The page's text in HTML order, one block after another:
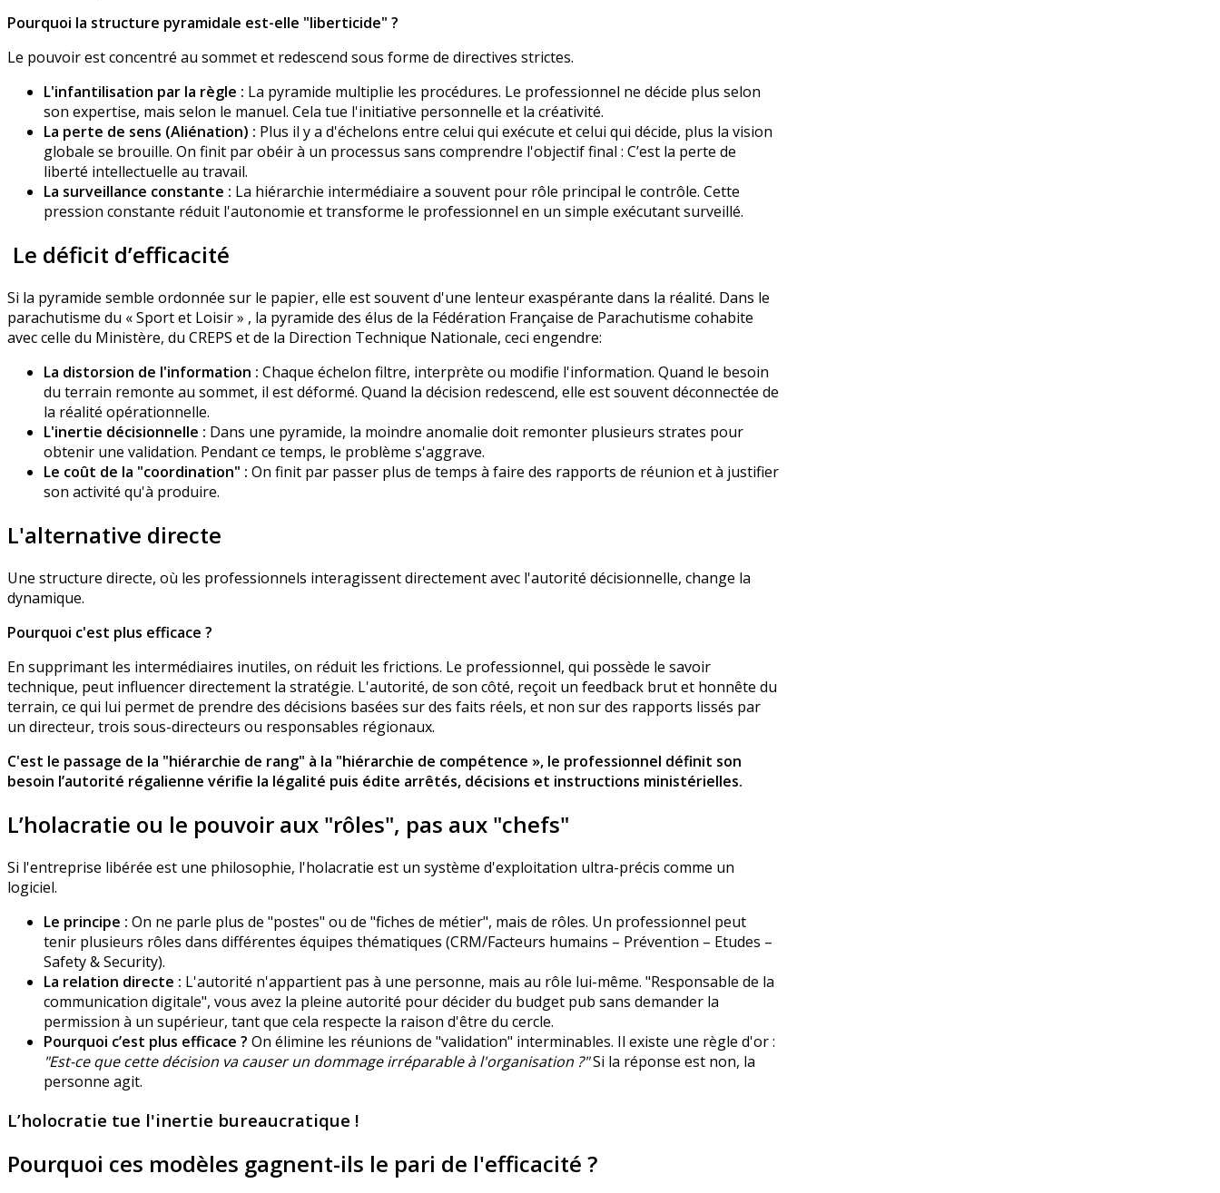
Pourquoi la structure pyramidale est-elle "liberticide" ?
Le pouvoir est concentré au sommet et redescend sous forme de directives strictes.
L'infantilisation par la règle : La pyramide multiplie les procédures. Le professionnel ne décide plus selon
son expertise, mais selon le manuel. Cela tue l'initiative personnelle et la créativité.
La perte de sens (Aliénation) : Plus il y a d'échelons entre celui qui exécute et celui qui décide, plus la vision
globale se brouille. On finit par obéir à un processus sans comprendre l'objectif final : C’est la perte de
liberté intellectuelle au travail.
La surveillance constante : La hiérarchie intermédiaire a souvent pour rôle principal le contrôle. Cette
pression constante réduit l'autonomie et transforme le professionnel en un simple exécutant surveillé.
Le déficit d’efficacité
Si la pyramide semble ordonnée sur le papier, elle est souvent d'une lenteur exaspérante dans la réalité. Dans le
parachutisme du « Sport et Loisir » , la pyramide des élus de la Fédération Française de Parachutisme cohabite
avec celle du Ministère, du CREPS et de la Direction Technique Nationale, ceci engendre:
La distorsion de l'information : Chaque échelon filtre, interprète ou modifie l'information. Quand le besoin
du terrain remonte au sommet, il est déformé. Quand la décision redescend, elle est souvent déconnectée de
la réalité opérationnelle.
L'inertie décisionnelle : Dans une pyramide, la moindre anomalie doit remonter plusieurs strates pour
obtenir une validation. Pendant ce temps, le problème s'aggrave.
Le coût de la "coordination" : On finit par passer plus de temps à faire des rapports de réunion et à justifier
son activité qu'à produire.
L'alternative directe
Une structure directe, où les professionnels interagissent directement avec l'autorité décisionnelle, change la
dynamique.
Pourquoi c'est plus efficace ?
En supprimant les intermédiaires inutiles, on réduit les frictions. Le professionnel, qui possède le savoir
technique, peut influencer directement la stratégie. L'autorité, de son côté, reçoit un feedback brut et honnête du
terrain, ce qui lui permet de prendre des décisions basées sur des faits réels, et non sur des rapports lissés par
un directeur, trois sous-directeurs ou responsables régionaux.
C'est le passage de la "hiérarchie de rang" à la "hiérarchie de compétence », le professionnel définit son
besoin l’autorité régalienne vérifie la légalité puis édite arrêtés, décisions et instructions ministérielles.
L’holacratie ou le pouvoir aux "rôles", pas aux "chefs"
Si l'entreprise libérée est une philosophie, l'holacratie est un système d'exploitation ultra-précis comme un
logiciel.
Le principe : On ne parle plus de "postes" ou de "fiches de métier", mais de rôles. Un professionnel peut
tenir plusieurs rôles dans différentes équipes thématiques (CRM/Facteurs humains – Prévention – Etudes –
Safety & Security).
La relation directe : L'autorité n'appartient pas à une personne, mais au rôle lui-même. "Responsable de la
communication digitale", vous avez la pleine autorité pour décider du budget pub sans demander la
permission à un supérieur, tant que cela respecte la raison d'être du cercle.
Pourquoi c’est plus efficace ? On élimine les réunions de "validation" interminables. Il existe une règle d'or :
"Est-ce que cette décision va causer un dommage irréparable à l'organisation ?"Si la réponse est non, la
personne agit.
L’holocratie tue l'inertie bureaucratique !
Pourquoi ces modèles gagnent-ils le pari de l'efficacité ?